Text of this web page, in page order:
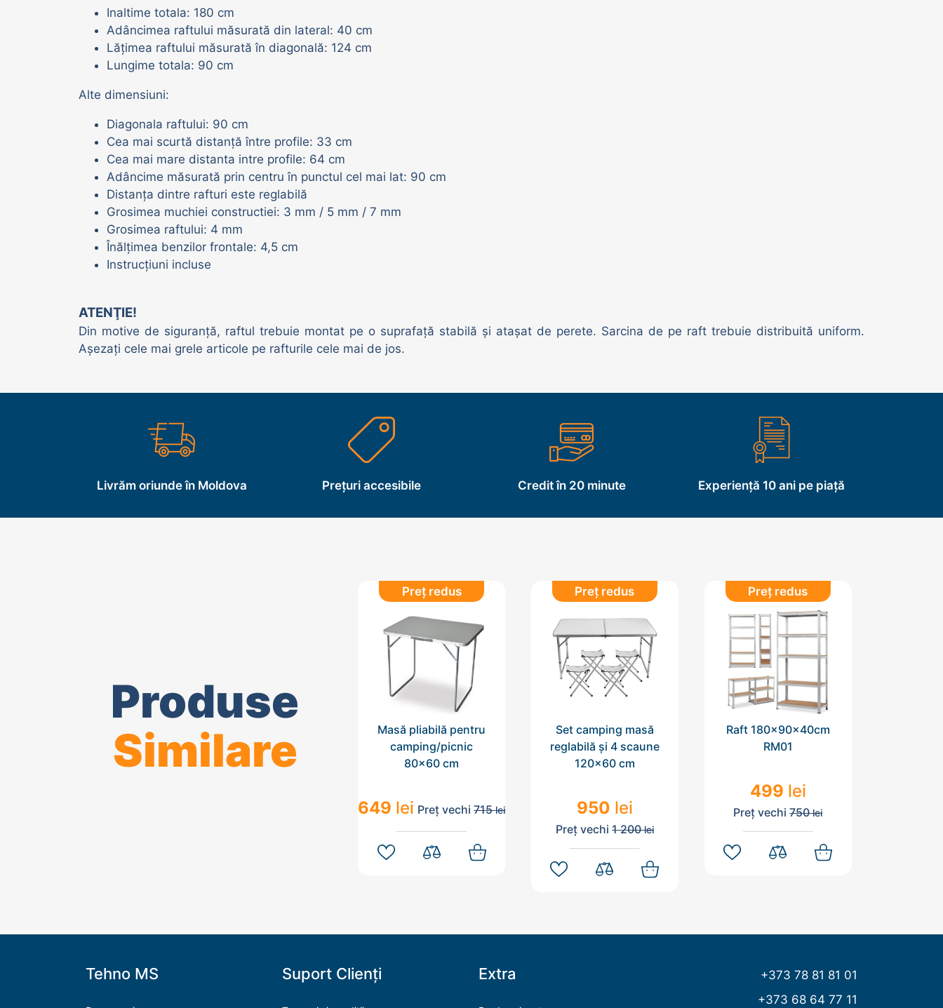
Inaltime totala: 180 cm
Adâncimea raftului măsurată din lateral: 40 cm
Lățimea raftului măsurată în diagonală: 124 cm
Lungime totala: 90 cm
Alte dimensiuni:
Diagonala raftului: 90 cm
Cea mai scurtă distanță între profile: 33 cm
Cea mai mare distanta intre profile: 64 cm
Adâncime măsurată prin centru în punctul cel mai lat: 90 cm
Distanța dintre rafturi este reglabilă
Grosimea muchiei constructiei: 3 mm / 5 mm / 7 mm
Grosimea raftului: 4 mm
Înălțimea benzilor frontale: 4,5 cm
Instrucțiuni incluse
ATENŢIE!
Din motive de siguranță, raftul trebuie montat pe o suprafață stabilă și atașat de perete. Sarcina de pe raft trebuie distribuită uniform.
Așezați cele mai grele articole pe rafturile cele mai de jos.
Livrăm oriunde în Moldova Prețuri accesibile Credit în 20 minute Experiență 10 ani pe piață
Produse
Similare
Preț redus
Masă pliabilă pentru
camping/picnic
80x60 cm
649 lei Preț vechi715lei
Preț redus
Set camping masă
reglabilă și 4 scaune
120x60 cm
950 lei
Preț vechi 1 200lei
Preț redus
Raft 180x90x40cm
RM01
499 lei
Preț vechi750lei
Tehno MS Suport Clienți Extra
+373 78 81 81 01
+373 68 64 77 11